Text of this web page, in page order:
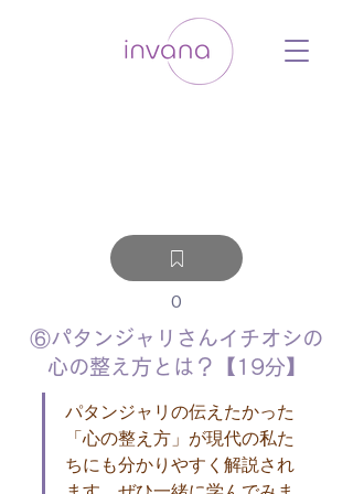
ガ 瞑想 栄養 医学 レッスン レクチャ
ー ​ストレス 免疫力 睡眠 メンタルヘル
0
⑥パタンジャリさんイチオシの
心の整え方とは？【19分】
パタンジャリの伝えたかった
「心の整え方」が現代の私た
ちにも分かりやすく解説され